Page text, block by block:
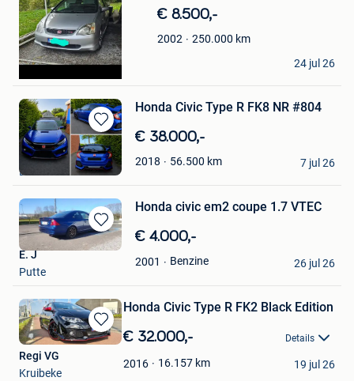
€ 8.500,-
2002 250.000 km
XCHRISX
24 jul 26
Bewaren
in
Mijn
Favorieten
Honda Civic Type R FK8 NR #804
€ 38.000,-
2018 56.500 km
Joana
Lint
7 jul 26
Bewaren
in
Honda civic em2 coupe 1.7 VTEC
€ 4.000,-
2001 Benzine
E. J
Putte
26 jul 26
Bewaren
in
Honda Civic Type R FK2 Black Edition
€ 32.000,- Details
2016 16.157 km
Regi VG
Kruibeke
19 jul 26